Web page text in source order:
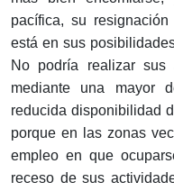
pacífica, su
está en sus
No podría realizar sus
mediante una mayor
reducida disponibilidad
porque en las zonas
empleo en que
receso de sus